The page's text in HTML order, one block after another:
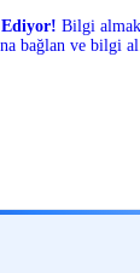
Ediyor! Bilgi
bağlan ve bilgi